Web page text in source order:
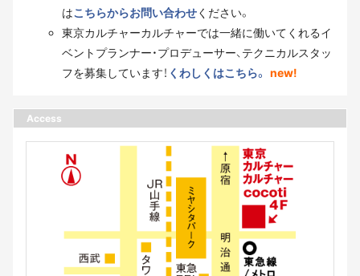
はこちらからお問い合わせください。
東京カルチャーカルチャーでは一緒に働いてくれるイ
ベントプランナー・プロデューサー、テクニカルスタッ
フを募集しています！ くわしくはこちら。 new!
Access